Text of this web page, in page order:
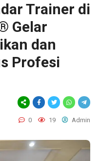
Trainer di
Gelar
dan
Profesi
0 19 Admin